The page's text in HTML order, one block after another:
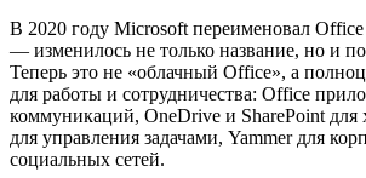
В 2020 году Microsoft переименовал
— изменилось не только название, но и
Теперь это не «облачный Office», а
для работы и сотрудничества: Office
коммуникаций, OneDrive и SharePoint для
для управления задачами, Yammer для
социальных сетей.